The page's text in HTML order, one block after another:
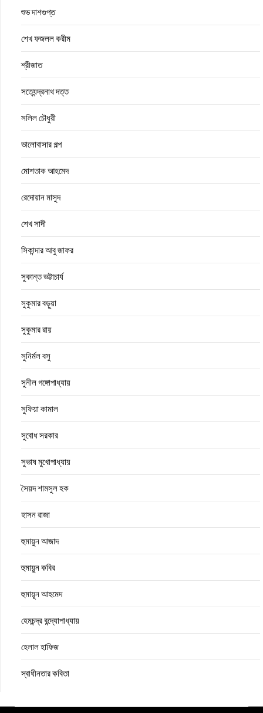
শুভ দাশগুপ্ত
শেখ ফজলল করীম
শ্রীজাত
সত্যেন্দ্রনাথ দত্ত
সলিল চৌধুরী
ভালোবাসার গল্প
মোশতাক আহমেদ
রেদোয়ান মাসুদ
শেখ সাদী
সিকান্দার আবু জাফর
সুকান্ত ভট্টাচার্য
সুকুমার বড়ুয়া
সুকুমার রায়
সুনির্মল বসু
সুনীল গঙ্গোপাধ্যায়
সুফিয়া কামাল
সুবোধ সরকার
সুভাষ মুখোপাধ্যায়
সৈয়দ শামসুল হক
হাসন রাজা
হুমায়ুন আজাদ
হুমায়ুন কবির
হুমায়ূন আহমেদ
হেমচন্দ্র বন্দ্যোপাধ্যায়
হেলাল হাফিজ
স্বাধীনতার কবিতা